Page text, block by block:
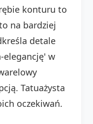
konturu to
na bardziej
detale
elegancję' w
Tatuażysta
oczekiwań.